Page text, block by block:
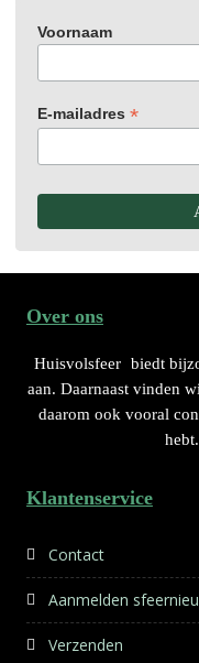
Voornaam
E-mailadres *
Over ons
Huisvolsfeer biedt
aan. Daarnaast vinden
daarom ook vooral
Klantenservice
Contact
Aanmelden
Verzenden